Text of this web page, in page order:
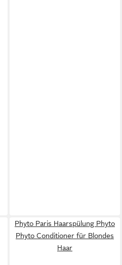
Phyto Paris Haarspülung Phyto
Phyto Conditioner für Blondes
Haar